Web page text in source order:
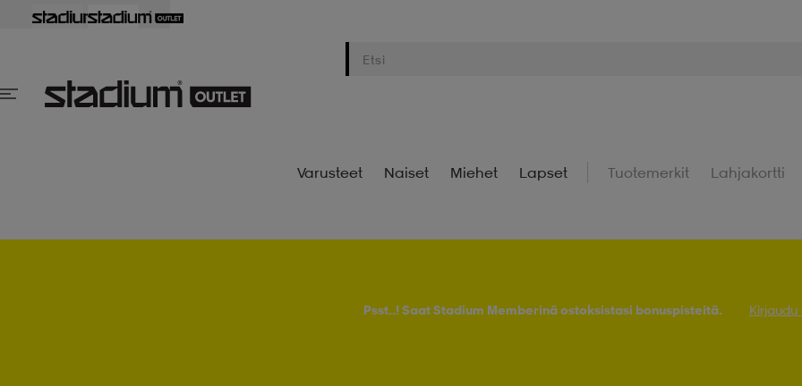
Varusteet Naiset Miehet Lapset Tuotemerkit Lahjakortti
Psst..! Saat Stadium Memberinä ostoksistasi bonuspisteitä. Kirjaudu